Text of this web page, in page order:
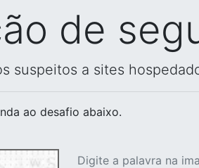
de
suspeitos a sites
ao desafio abaixo.
Digite a palavra na